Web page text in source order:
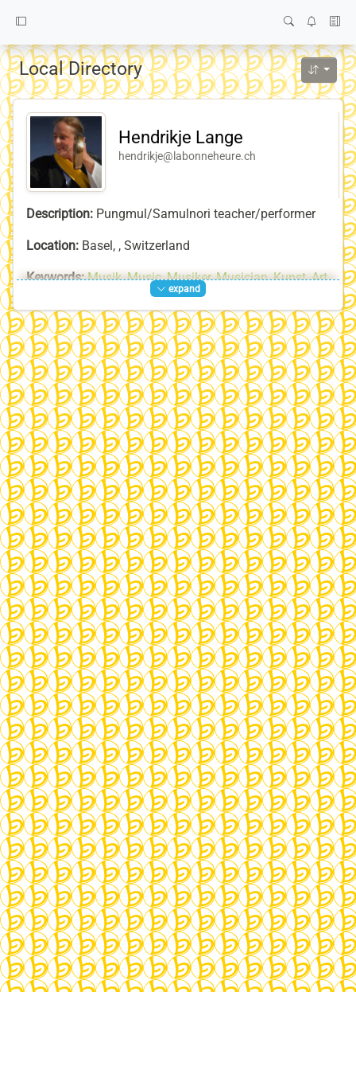
Local Directory
Hendrikje Lange
hendrikje@labonneheure.ch
Description: Pungmul/Samulnori teacher/performer
Location: Basel, , Switzerland
Keywords:Musik,Music,Musiker,Musician,Kunst,Art,
Improvisation,la-bonne-heure-Team
Tanz,Dance,Trommeln,Drums,Samul-Nori,사불놀이,
Pungmul,Pungmul-Nori, 풍물 ,풍물놀이,Musica,
Danza
About:Ich beschäftige mich seit über 20 Jahren mit
dem Erlernen von Samulnori und den
zugrundeliegenden Traditionen Koreas.
expand